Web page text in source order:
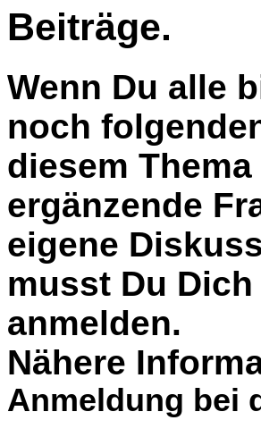
Beiträge.
Wenn Du alle
noch
diesem
ergänzende
eigene
musst Du
anmelden.
Nähere
Anmeldung bei